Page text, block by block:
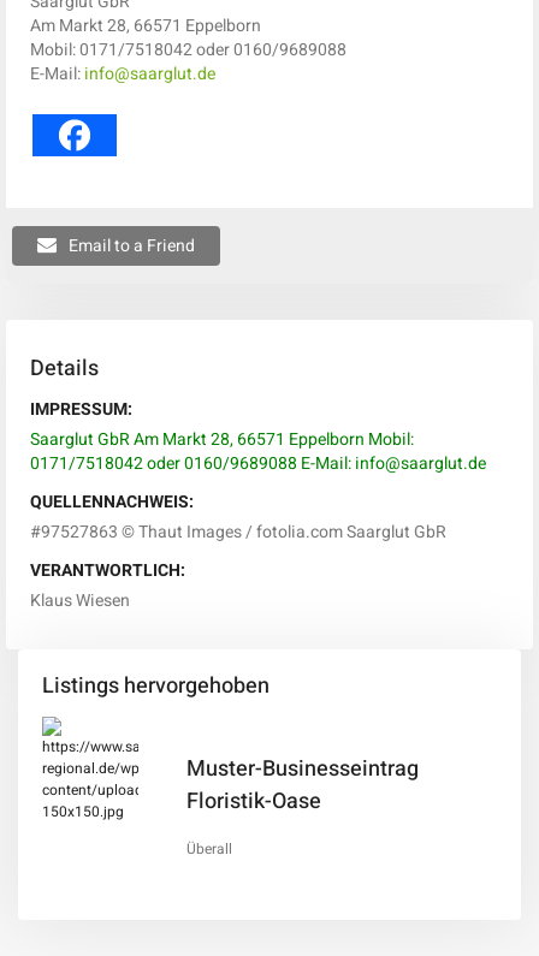
Am Markt 28, 66571 Eppelborn
Mobil: 0171/7518042 oder 0160/9689088
E-Mail:info@saarglut.de
Email to a Friend
Details
IMPRESSUM:
Saarglut GbRAm Markt 28, 66571 Eppelborn Mobil:
0171/7518042 oder 0160/9689088 E-Mail:info@saarglut.de
QUELLENNACHWEIS:
#97527863 © Thaut Images / fotolia.com Saarglut GbR
VERANTWORTLICH:
Klaus Wiesen
Listings hervorgehoben
Muster-Businesseintrag
Floristik-Oase
Überall